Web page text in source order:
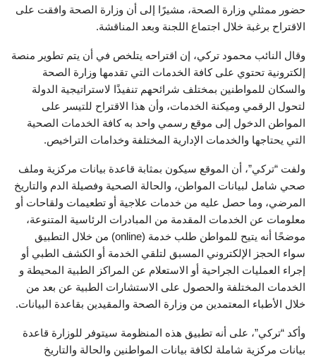
حضور ممثلي وزارة الصحة، مشيرًا إلى أن وزارة الصحة وافقت على
الاقتراح برغبة خلال اجتماع اللجنة وبعد المناقشة.
وقال النائب محمود تركي، إن اقتراحه يتلخص في أن يتم تطوير منصة
إلكترونية تحتوي على كافة الخدمات التي تقدمها وزارة الصحة
والسكان للمواطنين بمختلف شرائحهم تنفيذًا لاستراتيجية الدولة
لتحول الرقمي وميكنة الخدمات، وأن هذا الاقتراح للتيسر على
المواطن الدخول إلى موقع رسمي واحد به كافة الخدمات الصحية
التي يحتاجها والخدمات الإدارية المختلفة وخدامات التراخيص.
ولفت “تركي”، أن الموقع سيكون بمثابة قاعدة بيانات مركزية وملف
صحي شامل لبيانات المواطن، والحالة الصحية وفصيلة الدم والتاريخ
المرضي، وما حصل عليه من خدمات علاجية أو تطعيمات ولقاحات أو
معلومات عن الخدمات المقدمة من المبادرات الرئاسية المتنوعة،
موضحًا أنه يتيح للمواطن طلب خدمة (online) من خلال التطبيق
سواء الحجز الإلكتروني المسبق لتلقي الخدمة أو الكشف الطبي أو
إجراء العمليات الجراحية أو الاستعلام عن المراكز الطبية المحيطة و
الخدمات المختلفة والحصول على الاستشارات الطبية عن بعد من
خلال الأطباء المعتمدين من وزارة الصحة والمقيدين بقاعدة البيانات.
وأكد “تركي”، على أنه تطبيق هذه المنظومة سيتوفر للوزارة قاعدة
بيانات مركزية شاملة لكافة بيانات المواطنين والحالة والتاريخ